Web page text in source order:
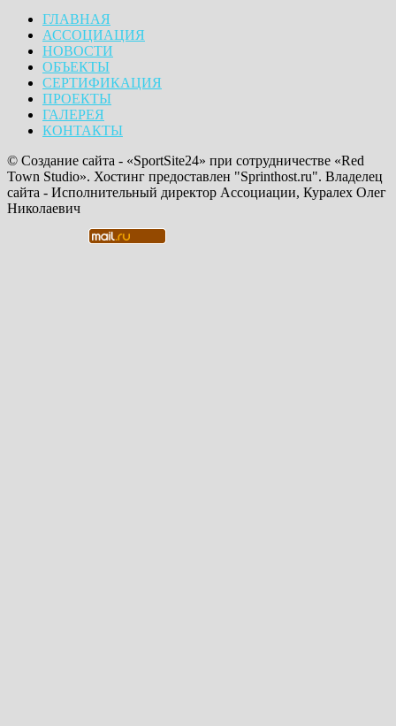
ГЛАВНАЯ
АССОЦИАЦИЯ
НОВОСТИ
ОБЪЕКТЫ
СЕРТИФИКАЦИЯ
ПРОЕКТЫ
ГАЛЕРЕЯ
КОНТАКТЫ
© Создание сайта - «SportSite24» при сотрудничестве «Red
Town Studio». Хостинг предоставлен "Sprinthost.ru". Владелец
сайта - Исполнительный директор Ассоциации, Куралех Олег
Николаевич